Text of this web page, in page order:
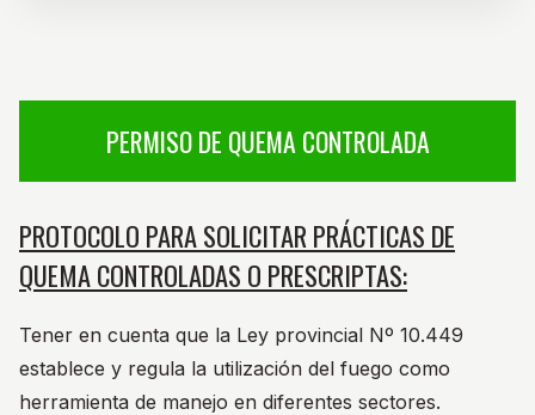
PERMISO DE QUEMA CONTROLADA
PROTOCOLO PARA SOLICITAR PRÁCTICAS DE
QUEMA CONTROLADAS O PRESCRIPTAS:
Tener en cuenta que la Ley provincial Nº 10.449
establece y regula la utilización del fuego como
herramienta de manejo en diferentes sectores.